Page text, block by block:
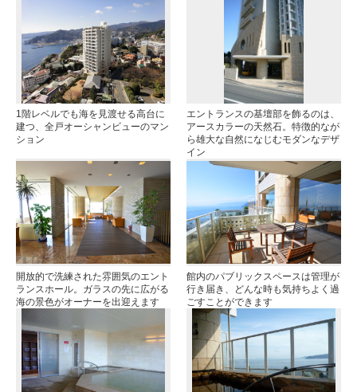
1階レベルでも海を見渡せる高台に
建つ、全戸オーシャンビューのマン
ション
エントランスの基壇部を飾るのは、
アースカラーの天然石。特徴的なが
ら雄大な自然になじむモダンなデザ
イン
開放的で洗練された雰囲気のエント
ランスホール。ガラスの先に広がる
海の景色がオーナーを出迎えます
館内のパブリックスペースは管理が
行き届き、どんな時も気持ちよく過
ごすことができます